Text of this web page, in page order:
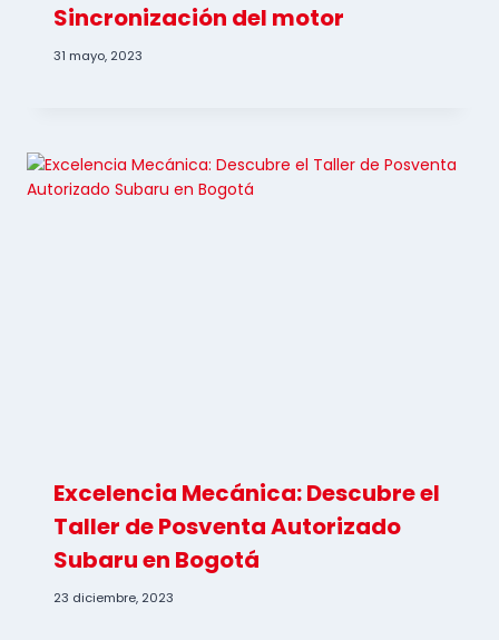
Sincronización del motor
31 mayo, 2023
Excelencia Mecánica: Descubre el
Taller de Posventa Autorizado
Subaru en Bogotá
23 diciembre, 2023